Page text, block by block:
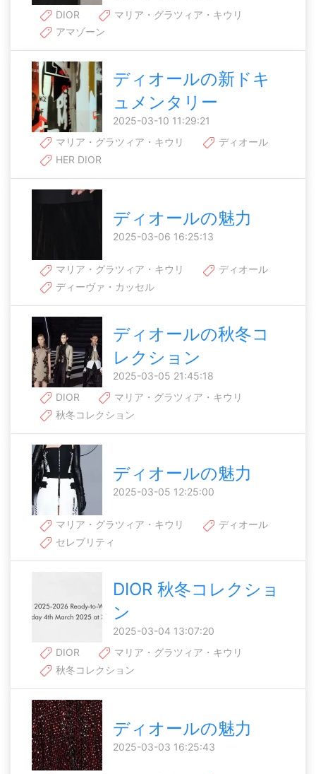
DIOR
マリア・グラツィア・キウリ
アマゾーン
ディオールの新ドキ
ュメンタリー
2025-03-10 11:29:21
マリア・グラツィア・キウリ
ディオール
HER DIOR
ディオールの魅力
2025-03-06 16:25:13
マリア・グラツィア・キウリ
ディオール
ディーヴァ・カッセル
ディオールの秋冬コ
レクション
2025-03-05 21:45:18
DIOR
マリア・グラツィア・キウリ
秋冬コレクション
ディオールの魅力
2025-03-05 12:25:00
マリア・グラツィア・キウリ
ディオール
セレブリティ
DIOR 秋冬コレクショ
ン
2025-03-04 13:07:20
DIOR
マリア・グラツィア・キウリ
秋冬コレクション
ディオールの魅力
2025-03-03 16:25:43